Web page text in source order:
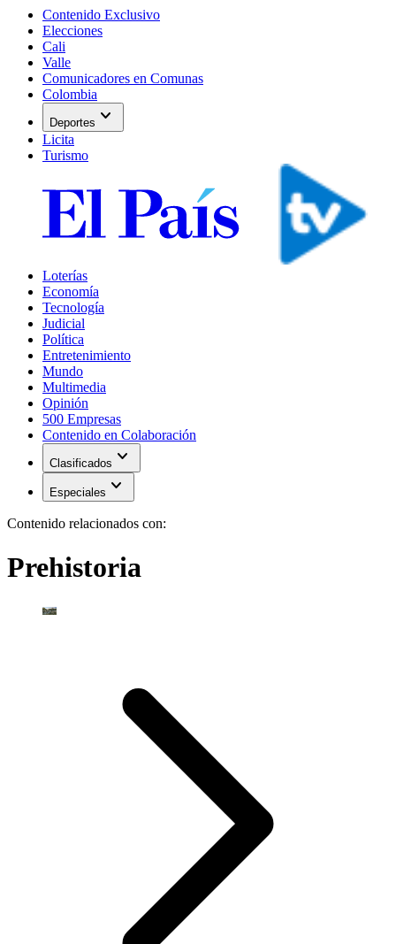
Contenido Exclusivo
Elecciones
Cali
Valle
Comunicadores en Comunas
Colombia
Deportes expand_more
Licita
Turismo
Loterías
Economía
Tecnología
Judicial
Política
Entretenimiento
Mundo
Multimedia
Opinión
500 Empresas
Contenido en Colaboración
Clasificados expand_more
Especiales expand_more
Contenido relacionados con:
Prehistoria